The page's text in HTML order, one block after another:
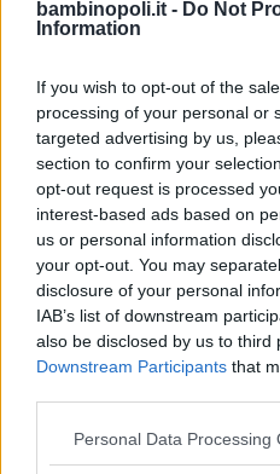
bambinopoli.it - Do Not
Information
If you wish to opt-out of the
processing of your personal or
targeted advertising by us,
section to confirm your
opt-out request is processed
interest-based ads based on
us or personal information
your opt-out. You may
disclosure of your personal
IAB’s list of downstream
also be disclosed by us to third
Downstream Participants that
Please note that this website/
Personal Data Processing
INGLESE FRANCESE
PER